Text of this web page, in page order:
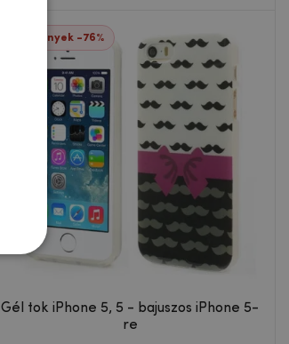
Események -76%
Gél tok iPhone 5, 5 - bajuszos iPhone 5-
re